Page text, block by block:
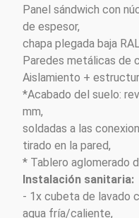
Panel sándwich con
de espesor,
chapa plegada baja
Paredes metálicas de
Aislamiento +
*Acabado del suelo:
mm,
soldadas a las
tirado en la pared,
* Tablero aglomerado
Instalación sanitaria:
- 1x cubeta de lavado
agua fría/caliente,